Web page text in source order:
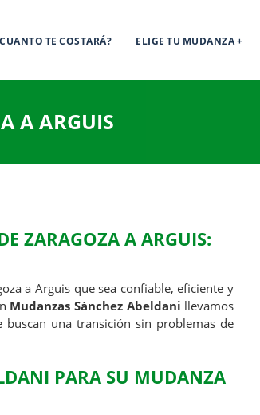
TE COSTARÁ? ELIGE TU MUDANZA
A ARGUIS
ZARAGOZA A ARGUIS:
a Arguis que sea confiable, eficiente y
Mudanzas Sánchez Abeldani llevamos
una transición sin problemas de
PARA SU MUDANZA